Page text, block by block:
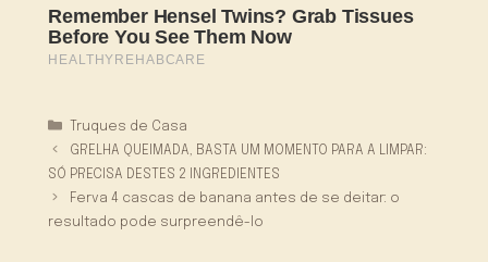
Categorias
Truques de Casa
GRELHA QUEIMADA, BASTA UM MOMENTO PARA A LIMPAR:
SÓ PRECISA DESTES 2 INGREDIENTES
Ferva 4 cascas de banana antes de se deitar: o
resultado pode surpreendê-lo